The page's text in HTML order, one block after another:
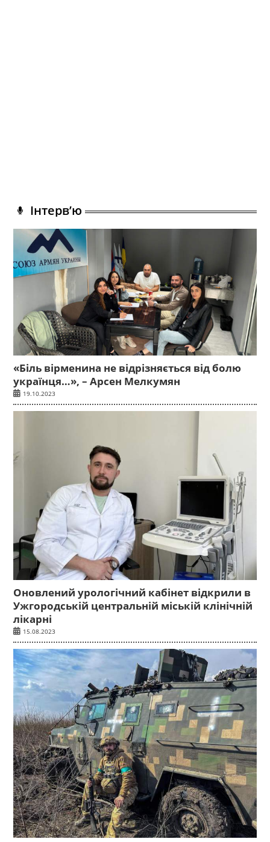
Інтерв’ю
«Біль вірменина не відрізняється від болю
українця…», – Арсен Мелкумян
19.10.2023
Оновлений урологічний кабінет відкрили в
Ужгородській центральній міській клінічній
лікарні
15.08.2023